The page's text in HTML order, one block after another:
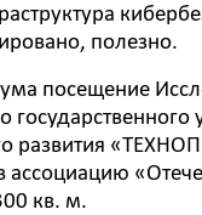
полезно.
посещение
развития
кв. м.